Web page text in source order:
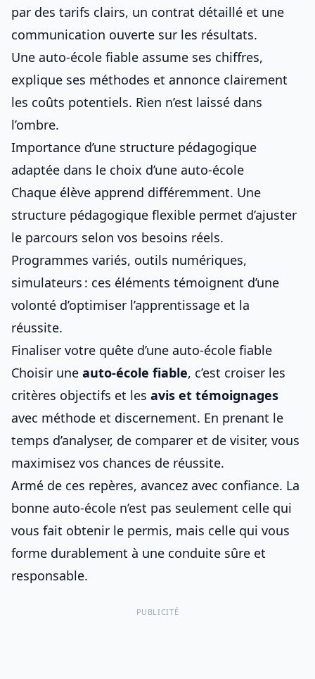
par des tarifs clairs, un contrat détaillé et une
communication ouverte sur les résultats.
Une auto-école fiable assume ses chiffres,
explique ses méthodes et annonce clairement
les coûts potentiels. Rien n’est laissé dans
l’ombre.
Importance d’une structure pédagogique
adaptée dans le choix d’une auto-école
Chaque élève apprend différemment. Une
structure pédagogique flexible permet d’ajuster
le parcours selon vos besoins réels.
Programmes variés, outils numériques,
simulateurs : ces éléments témoignent d’une
volonté d’optimiser l’apprentissage et la
réussite.
Finaliser votre quête d’une auto-école fiable
Choisir une auto-école fiable, c’est croiser les
critères objectifs et les avis et témoignages
avec méthode et discernement. En prenant le
temps d’analyser, de comparer et de visiter, vous
maximisez vos chances de réussite.
Armé de ces repères, avancez avec confiance. La
bonne auto-école n’est pas seulement celle qui
vous fait obtenir le permis, mais celle qui vous
forme durablement à une conduite sûre et
responsable.
PUBLICITÉ